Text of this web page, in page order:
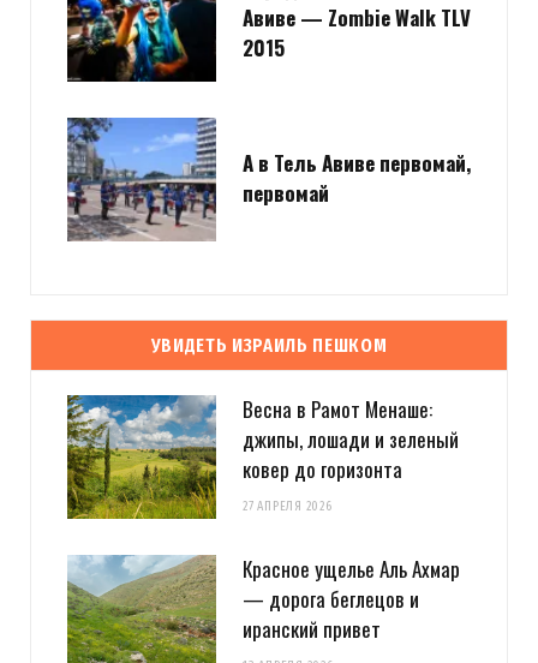
Авиве — Zombie Walk TLV
2015
А в Тель Авиве первомай,
первомай
УВИДЕТЬ ИЗРАИЛЬ ПЕШКОМ
Весна в Рамот Менаше:
джипы, лошади и зеленый
ковер до горизонта
27 АПРЕЛЯ 2026
Красное ущелье Аль Ахмар
— дорога беглецов и
иранский привет